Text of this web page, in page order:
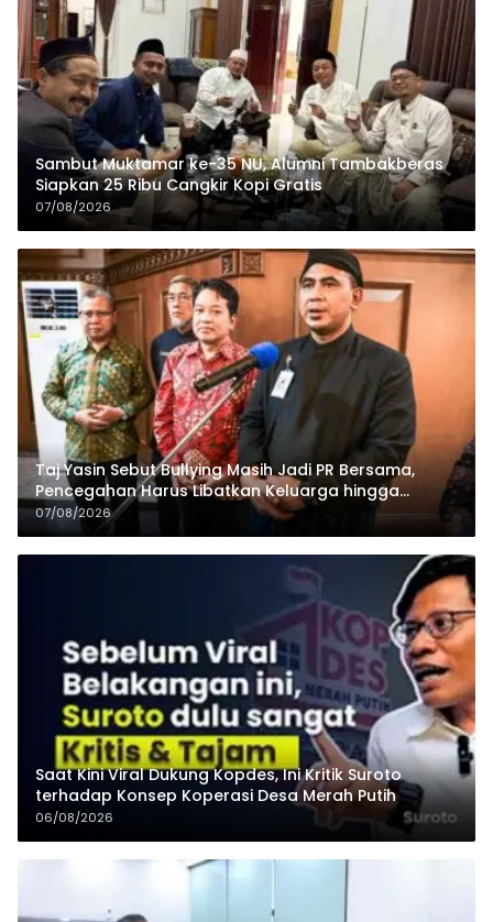
Sambut Muktamar ke-35 NU, Alumni Tambakberas
Siapkan 25 Ribu Cangkir Kopi Gratis
07/08/2026
Taj Yasin Sebut Bullying Masih Jadi PR Bersama,
Pencegahan Harus Libatkan Keluarga hingga
Pesantren
07/08/2026
Saat Kini Viral Dukung Kopdes, Ini Kritik Suroto
terhadap Konsep Koperasi Desa Merah Putih
06/08/2026